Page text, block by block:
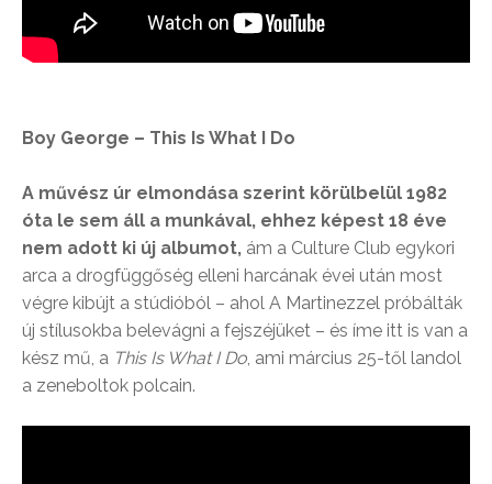
Boy George – This Is What I Do
A művész úr elmondása szerint körülbelül 1982
óta le sem áll a munkával, ehhez képest 18 éve
nem adott ki új albumot, ám a Culture Club egykori
arca a drogfüggőség elleni harcának évei után most
végre kibújt a stúdióból – ahol A Martinezzel próbálták
új stílusokba belevágni a fejszéjüket – és íme itt is van a
kész mű, a This Is What I Do, ami március 25-től landol
a zeneboltok polcain.